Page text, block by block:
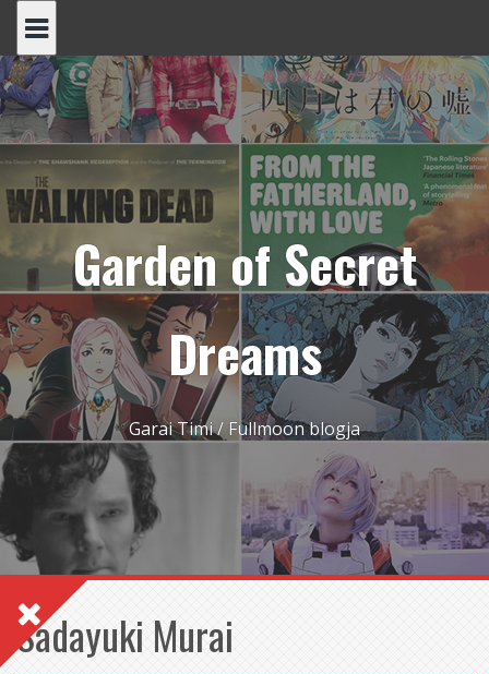
content
Garden of Secret
Dreams
Garai Timi / Fullmoon blogja
Sadayuki Murai